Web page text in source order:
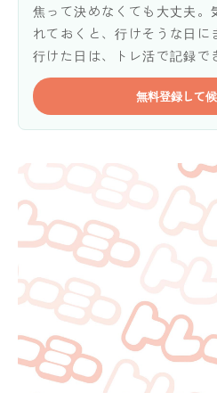
焦って決めなくても大丈夫。
れておくと、行けそうな日に
行けた日は、トレ活で記録で
無料登録して